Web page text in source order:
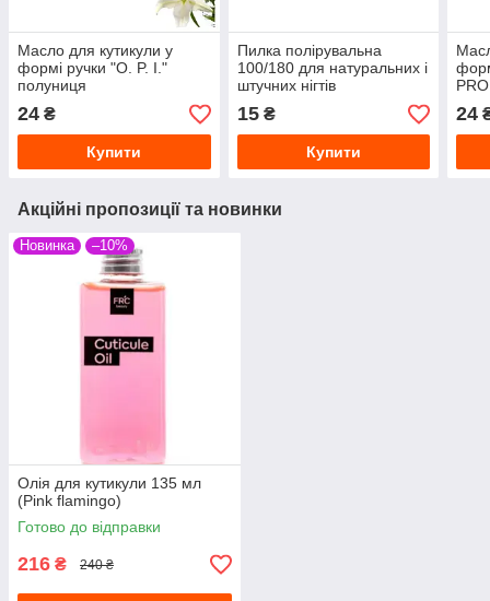
Масло для кутикули у
формі ручки "O. P. I."
полуниця
24 ₴
Купити
Пилка полірувальна
100/180 для натуральних і
штучних нігтів
15₴
Купити
24
Акційні пропозиції та новинки
Новинка –10%
Олія для кутикули 135 мл
(Pink flamingo)
Готово до відправки
216 ₴ 240 ₴